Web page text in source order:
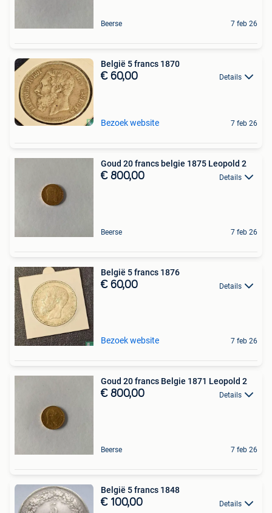
Beerse 7 feb 26
België 5 francs 1870
€ 60,00 Details
Bezoek website 7 feb 26
Goud 20 francs belgie 1875 Leopold 2
€ 800,00 Details
Beerse 7 feb 26
België 5 francs 1876
€ 60,00 Details
Bezoek website 7 feb 26
Goud 20 francs Belgie 1871 Leopold 2
€ 800,00 Details
Beerse 7 feb 26
België 5 francs 1848
€ 100,00 Details